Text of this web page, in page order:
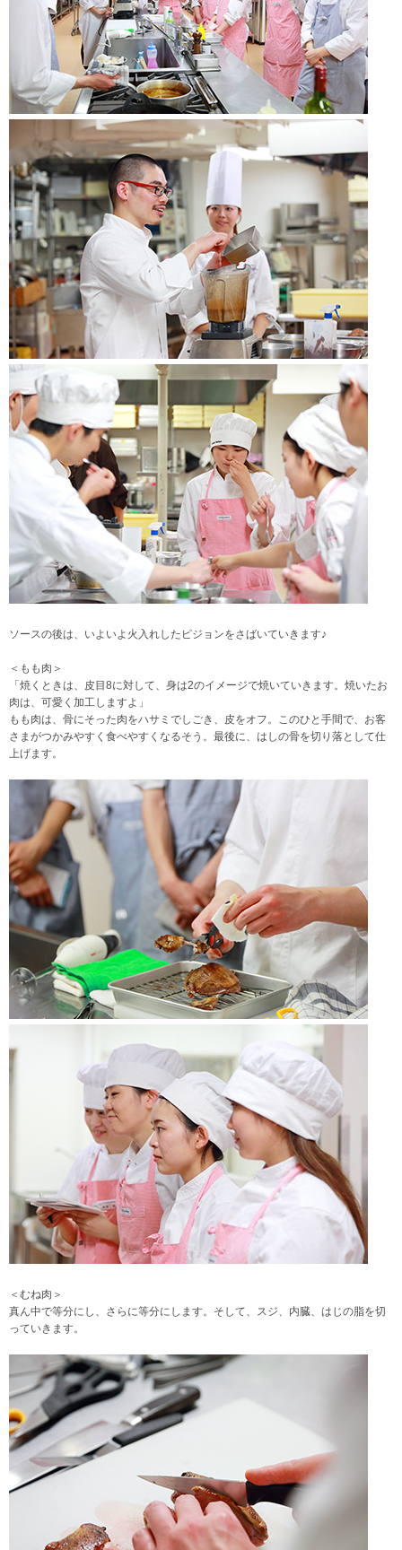
ソースの後は、いよいよ火入れしたピジョンをさばいていきます♪
＜もも肉＞
「焼くときは、皮目8に対して、身は2のイメージで焼いていきます。焼いたお
肉は、可愛く加工しますよ」
もも肉は、骨にそった肉をハサミでしごき、皮をオフ。このひと手間で、お客
さまがつかみやすく食べやすくなるそう。最後に、はしの骨を切り落として仕
上げます。
＜むね肉＞
真ん中で等分にし、さらに等分にします。そして、スジ、内臓、はじの脂を切
っていきます。